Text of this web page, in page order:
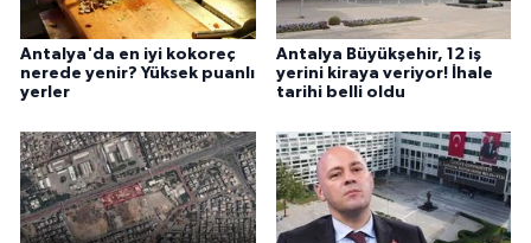
Antalya'da en iyi kokoreç
nerede yenir? Yüksek puanlı
yerler
Antalya Büyükşehir, 12 iş
yerini kiraya veriyor! İhale
tarihi belli oldu